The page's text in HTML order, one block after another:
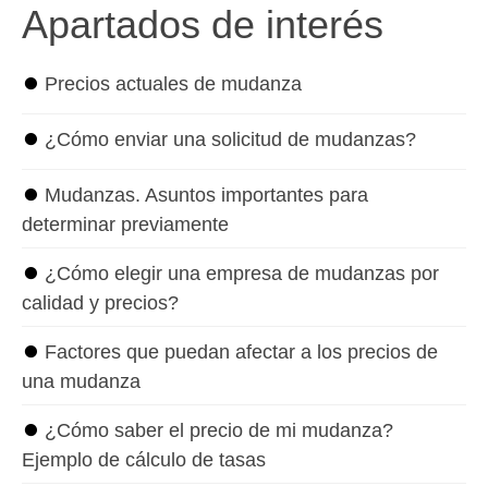
Apartados de interés
⏺ Precios actuales de mudanza
⏺ ¿Cómo enviar una solicitud de mudanzas?
⏺ Mudanzas. Asuntos importantes para
determinar previamente
⏺ ¿Cómo elegir una empresa de mudanzas por
calidad y precios?
⏺ Factores que puedan afectar a los precios de
una mudanza
⏺ ¿Cómo saber el precio de mi mudanza?
Ejemplo de cálculo de tasas